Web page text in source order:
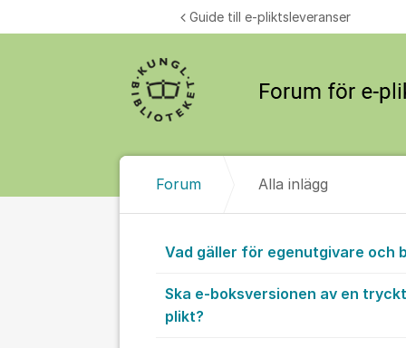
Guide till e-pliktsleveranser
Forum Alla inlägg
Alla inlägg
Vad gäller för egenutgivare och
Ska e-boksversionen av en
plikt?